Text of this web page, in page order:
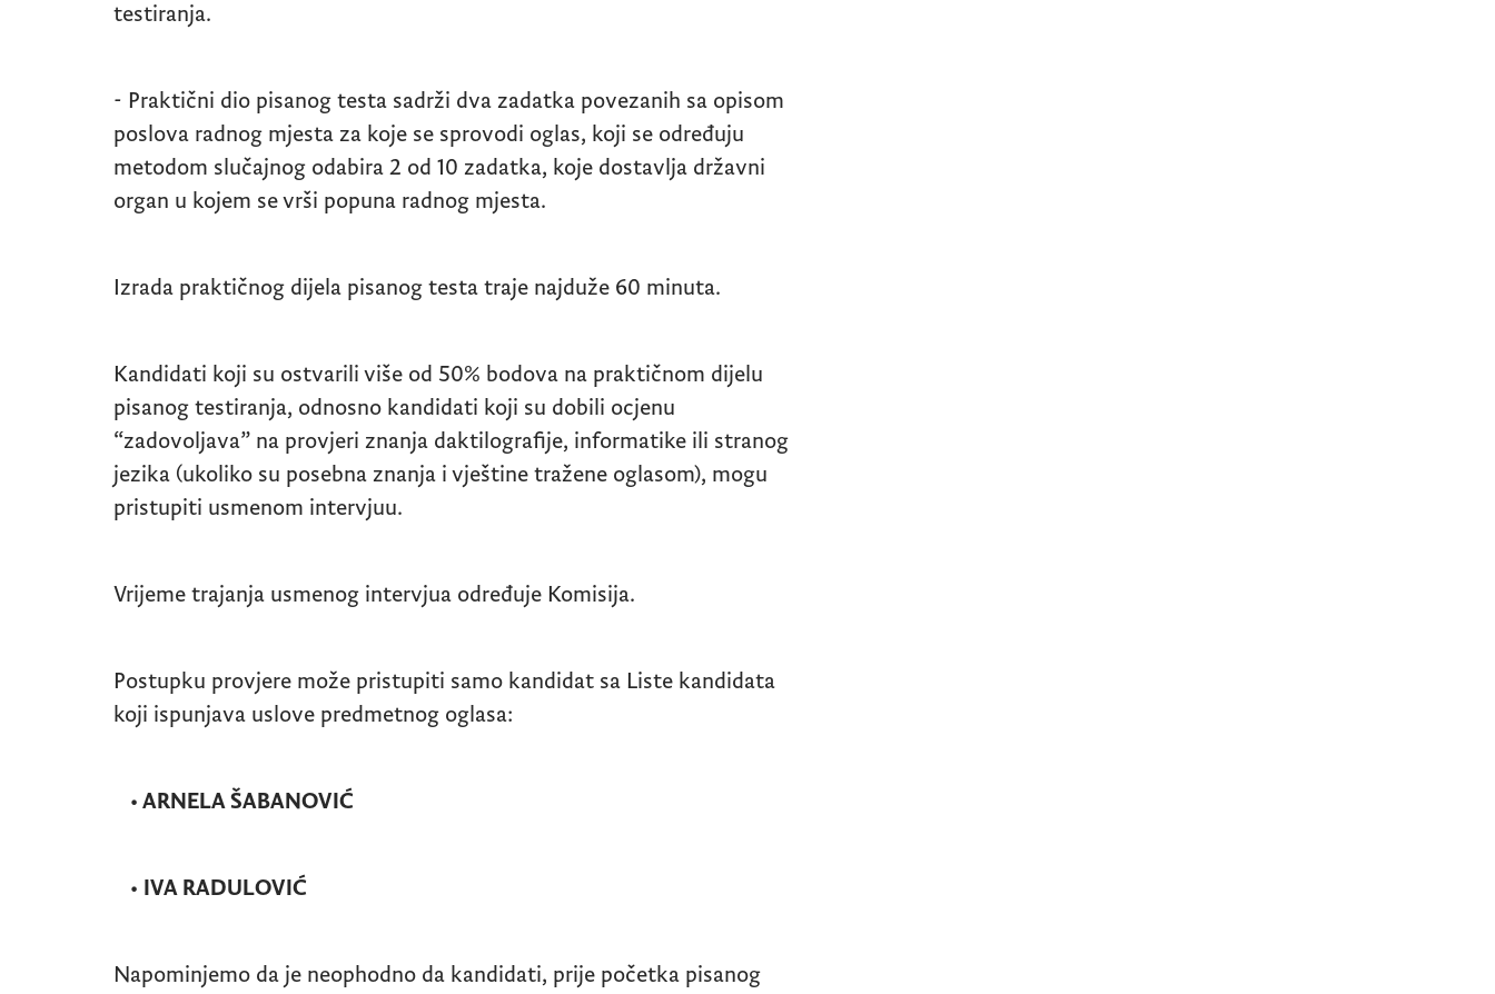
testiranja.
- Praktični dio pisanog testa sadrži dva zadatka povezanih sa opisom
poslova radnog mjesta za koje se sprovodi oglas, koji se određuju
metodom slučajnog odabira 2 od 10 zadatka, koje dostavlja državni
organ u kojem se vrši popuna radnog mjesta.
Izrada praktičnog dijela pisanog testa traje najduže 60 minuta.
Kandidati koji su ostvarili više od 50% bodova na praktičnom dijelu
pisanog testiranja, odnosno kandidati koji su dobili ocjenu
“zadovoljava” na provjeri znanja daktilografije, informatike ili stranog
jezika (ukoliko su posebna znanja i vještine tražene oglasom), mogu
pristupiti usmenom intervjuu.
Vrijeme trajanja usmenog intervjua određuje Komisija.
Postupku provjere može pristupiti samo kandidat sa Liste kandidata
koji ispunjava uslove predmetnog oglasa:
• ARNELA ŠABANOVIĆ
• IVA RADULOVIĆ
Napominjemo da je neophodno da kandidati, prije početka pisanog